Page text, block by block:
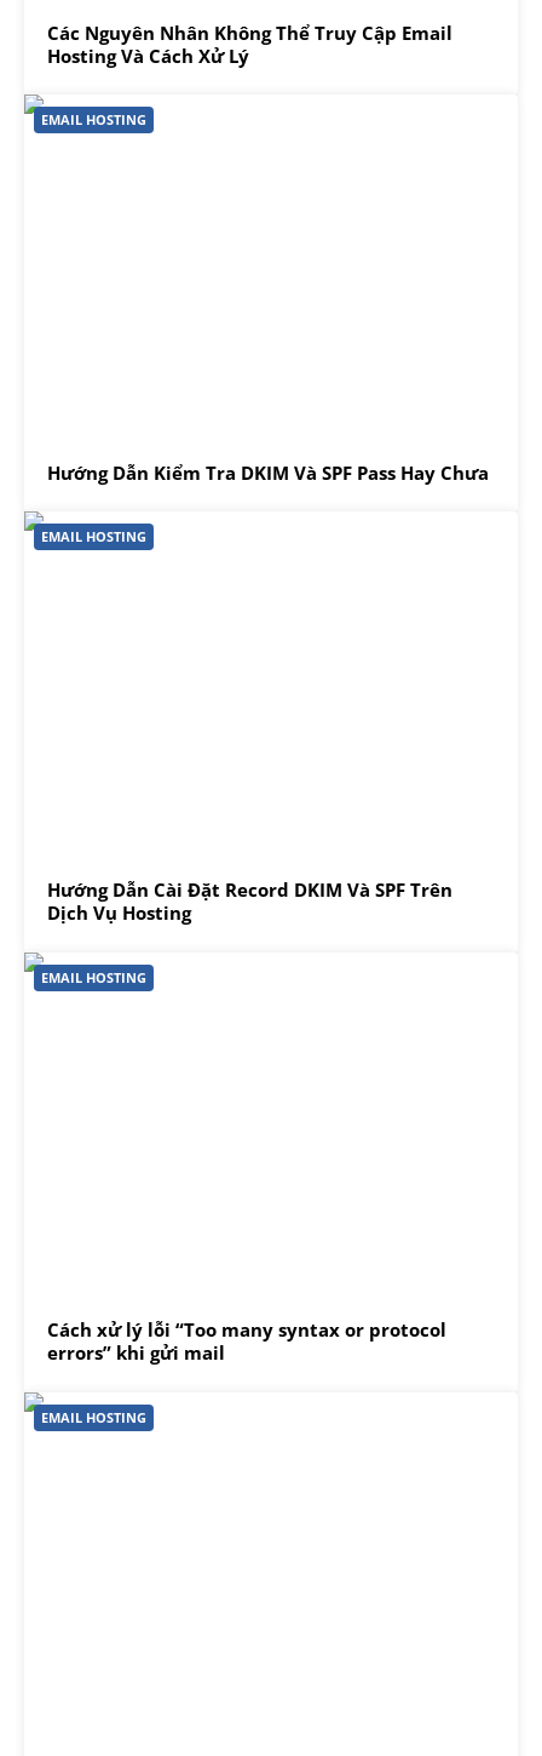
Các Nguyên Nhân Không Thể Truy Cập Email
Hosting Và Cách Xử Lý
EMAIL HOSTING
Hướng Dẫn Kiểm Tra DKIM Và SPF Pass Hay Chưa
EMAIL HOSTING
Hướng Dẫn Cài Đặt Record DKIM Và SPF Trên
Dịch Vụ Hosting
EMAIL HOSTING
Cách xử lý lỗi “Too many syntax or protocol
errors” khi gửi mail
EMAIL HOSTING